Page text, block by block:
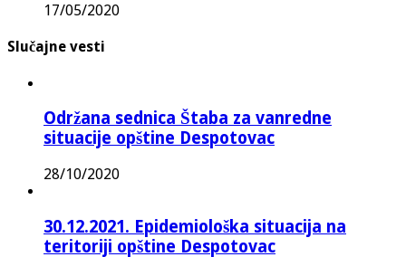
17/05/2020
Slučajne vesti
Održana sednica Štaba za vanredne
situacije opštine Despotovac
28/10/2020
30.12.2021. Epidemiološka situacija na
teritoriji opštine Despotovac